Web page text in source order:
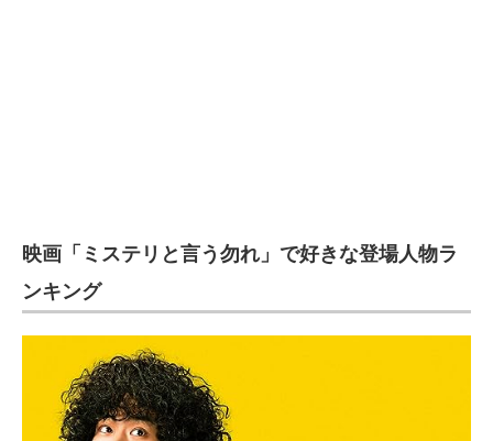
映画「ミステリと言う勿れ」で好きな登場人物ラ
ンキング